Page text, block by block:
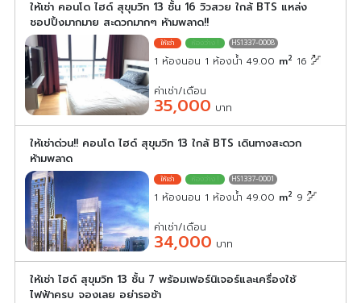
ให้เช่า คอนโด ไฮด์ สุขุมวิท 13 ชั้น 16 วิวสวย ใกล้ BTS แหล่ง
ชอปปิ้งมากมาย สะดวกมากๆ ห้ามพลาด!!
HS1337-0008
1 ห้องนอน 1 ห้องน้ำ 49.00 m2 16
ค่าเช่า/เดือน
35,000 บาท
ให้เช่าด่วน!! คอนโด ไฮด์ สุขุมวิท 13 ใกล้ BTS เดินทางสะดวก
ห้ามพลาด
HS1337-0001
1 ห้องนอน 1 ห้องน้ำ 49.00 m2 9
ค่าเช่า/เดือน
34,000 บาท
ให้เช่า ไฮด์ สุขุมวิท 13 ชั้น 7 พร้อมเฟอร์นิเจอร์และเครื่องใช้
ไฟฟ้าครบ จองเลย อย่ารอช้า